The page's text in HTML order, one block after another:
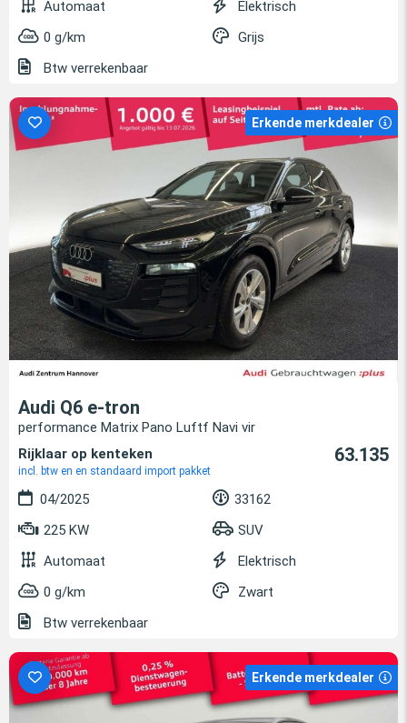
Automaat
Elektrisch
0 g/km
Grijs
Btw verrekenbaar
Erkende merkdealer
Audi Q6 e-tron
performance Matrix Pano Luftf Navi vir
Rijklaar op kenteken
incl. btw en en standaard import pakket
63.135
04/2025
33162
225 KW
SUV
Automaat
Elektrisch
0 g/km
Zwart
Btw verrekenbaar
Erkende merkdealer